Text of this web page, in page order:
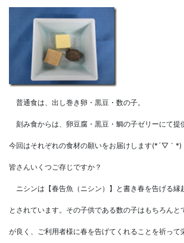
普通食は、出し巻き卵・黒豆・数の子。
刻み食からは、卵豆腐・黒豆・鯛の子ゼリーにて提
今回はそれぞれの食材の願いをお届けします(*´▽｀*)
皆さんいくつご存じですか？
ニシンは【春告魚（ニシン）】と書き春を告げる縁
とされています。その子供である数の子はもちろんと
が良く、ご利用者様に春を告げてくれることを祈って